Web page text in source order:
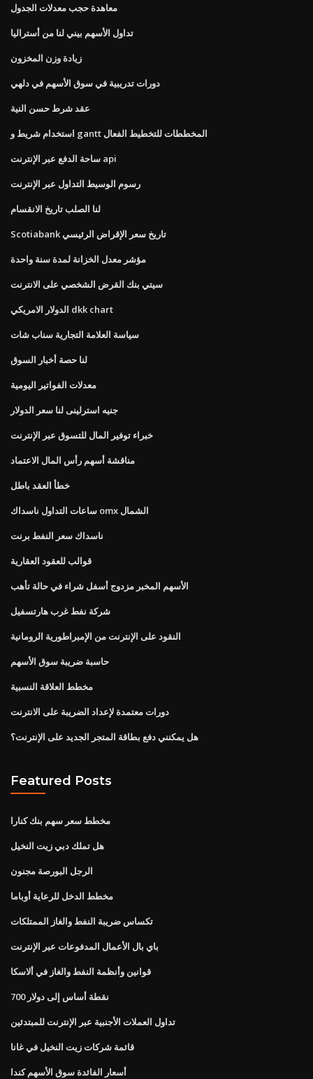
معاهدة حجب معدلات الجدول
تداول الأسهم بيني لنا من أستراليا
زيادة وزن المخزون
دورات تدريبية في سوق الأسهم في دلهي
عقد شرط حسن النية
استخدام شريط و gantt المخططات للتخطيط الفعال
ساحة الدفع عبر الإنترنت api
رسوم الوسيط التداول عبر الإنترنت
لنا الصلب تاريخ الانقسام
Scotiabank تاريخ سعر الإقراض الرئيسي
مؤشر معدل الخزانة لمدة سنة واحدة
سيتي بنك القرض الشخصي على الانترنت
الدولار الامريكي dkk chart
سياسة العلامة التجارية سناب شات
لنا حصة أخبار السوق
معدلات الفواتير اليومية
جنيه استرلينى لنا سعر الدولار
خبراء توفير المال للتسوق عبر الإنترنت
مناقشة أسهم رأس المال الاعتماد
خطأ العقد باطل
ساعات التداول ناسداك omx الشمال
ناسداك سعر النفط برنت
قوالب للعقود العقارية
الأسهم المخبر مزدوج أسفل شراء في حالة تأهب
شركة نفط غرب هارتسفيل
النقود على الإنترنت من الإمبراطورية الرومانية
حاسبة ضريبة سوق الأسهم
مخطط العلاقة النسبية
دورات معتمدة لإعداد الضريبة على الانترنت
هل يمكنني دفع بطاقة المتجر الجديد على الإنترنت؟
Featured Posts
مخطط سعر سهم بنك كنارا
هل تملك دبي زيت النخيل
الرجل البورصة مجنون
مخطط الدخل للرعاية أوباما
تكساس ضريبة النفط والغاز الممتلكات
باي بال الأعمال المدفوعات عبر الإنترنت
قوانين وأنظمة النفط والغاز في ألاسكا
700 نقطة أساس إلى دولار
تداول العملات الأجنبية عبر الإنترنت للمبتدئين
قائمة شركات زيت النخيل في غانا
أسعار الفائدة سوق الأسهم كندا